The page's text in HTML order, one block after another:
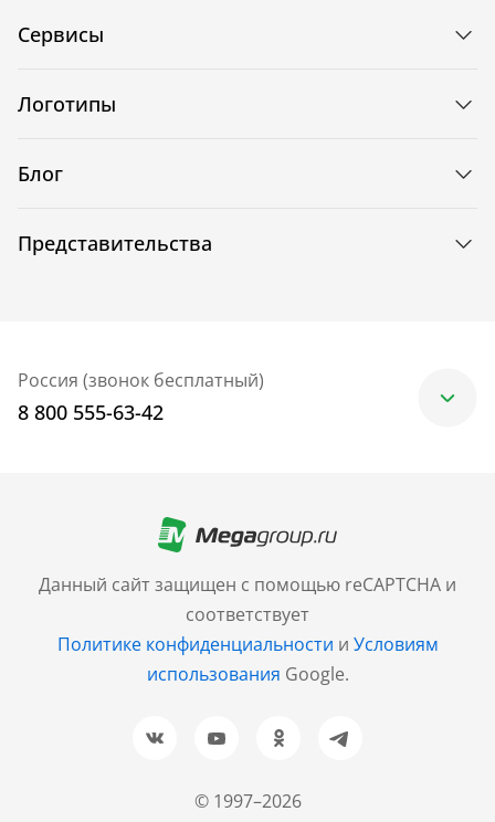
© 1997–2026
Данный сайт защищен с помощью reCAPTCHA и
соответствует
Политике конфиденциальности и Условиям
использования Google.
Сервисы
Логотипы
Блог
Представительства
Россия (звонок бесплатный)
8 800 555-63-42
+7 (499) 705-30-10
Санкт-Петербург
+7 (812) 600-77-33
Барнаул
+7 (961) 999-93-93
Новосибирск